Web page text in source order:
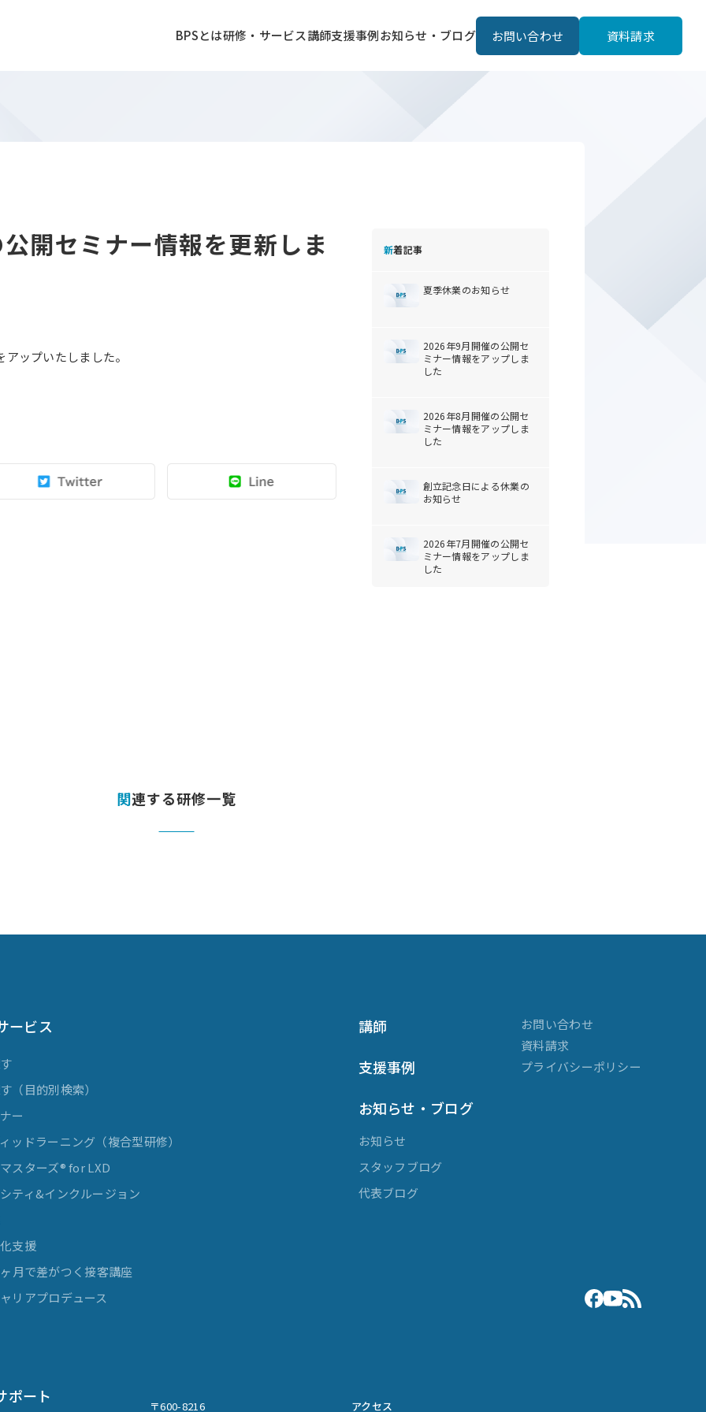
BPSとは研修・サービス講師支援事例お知らせ・ブログ お問い合わせ 資料請求
開セミナー情報を更新しま
ップいたしました。
新着記事
夏季休業のお知らせ
2026年9月開催の公開セ
ミナー情報をアップしま
した
2026年8月開催の公開セ
ミナー情報をアップしま
した
創立記念日による休業の
お知らせ
2026年7月開催の公開セ
ミナー情報をアップしま
した
関連する研修一覧
ービス
（目的別検索）
ー
ッドラーニング（複合型研修）
スターズ® for LXD
ティ&インクルージョン
支援
月で差がつく接客講座
リアプロデュース
講師
支援事例
お知らせ・ブログ
お知らせ
スタッフブログ
代表ブログ
お問い合わせ
資料請求
プライバシーポリシー
ポート
〒600-8216 アクセス